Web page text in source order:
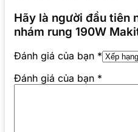
Hãy là người đầu tiên
nhám rung 190W
Đánh giá của bạn *
Đánh giá của bạn *